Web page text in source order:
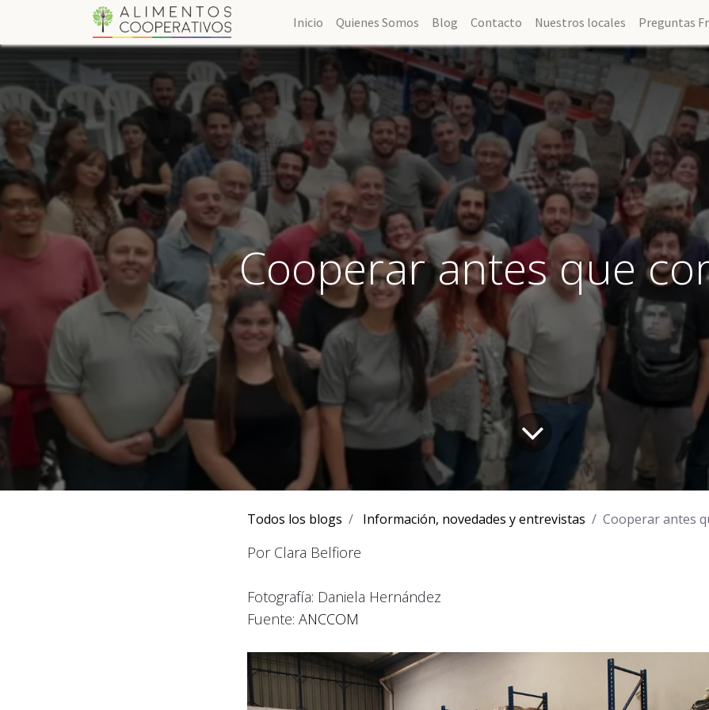
Inicio Quienes Somos Blog Contacto Nuestros locales Preguntas
Cooperar antes que
Todos los blogs Información, novedades y entrevistas Cooperar antes
Por Clara Belfiore
Fotografía: Daniela Hernández
Fuente: ANCCOM